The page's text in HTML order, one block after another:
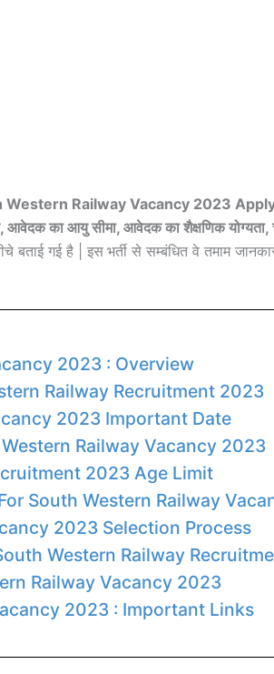
Western Railway Vacancy 2023
आवेदक का आयु सीमा, आवेदक का शैक्षणिक
बताई गई है | इसभर्ती से सम्बंधित वे तमाम
2023 : Overview
Railway Recruitment 2023
2023 Important Date
Railway Vacancy 2023
2023 Age Limit
South Western Railway
2023 Selection Process
Western Railway
Railway Vacancy 2023
2023 : Important Links